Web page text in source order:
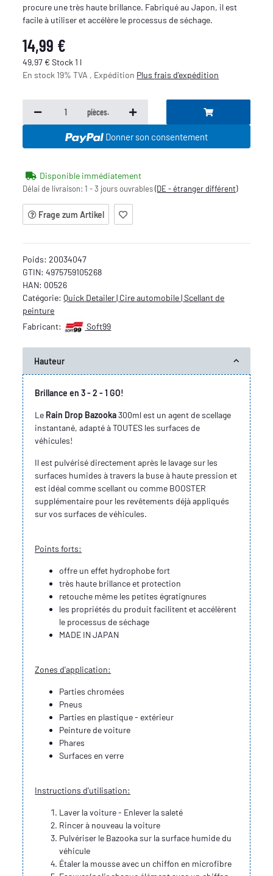
procure une très haute brillance. Fabriqué au Japon, il est
facile à utiliser et accélère le processus de séchage.
14,99 €
49,97 € Stock 1 l
En stock 19% TVA , Expédition Plusfrais d'expédition
pièces.
Donner son consentement
Disponible immédiatement
Délai de livraison:1 - 3 jours ouvrables(DE - étranger différent)
Frage zum Artikel
Poids:20034047
GTIN: 4975759105268
HAN: 00526
Catégorie:Quick Detailer | Cire automobile | Scellant de
peinture
Fabricant:
Soft99
Hauteur
Brillance en 3 - 2 - 1 GO!
Le Rain Drop Bazooka300ml est un agent de scellage
instantané, adapté à TOUTES les surfaces de
véhicules!
Il est pulvérisé directement après le lavage sur les
surfaces humides à travers la buse à haute pression et
est idéal comme scellant ou comme BOOSTER
supplémentaire pour les revêtements déjà appliqués
sur vos surfaces de véhicules.
Points forts:
offre un effet hydrophobe fort
très haute brillance et protection
retouche même les petites égratignures
les propriétés du produit facilitent et accélèrent
le processus de séchage
MADE IN JAPAN
Zones d'application:
Parties chromées
Pneus
Parties en plastique - extérieur
Peinture de voiture
Phares
Surfaces en verre
Instructions d'utilisation:
Laver la voiture - Enlever la saleté
Rincer à nouveau la voiture
Pulvériser le Bazooka sur la surface humide du
véhicule
Étaler la mousse avec un chiffon en microfibre